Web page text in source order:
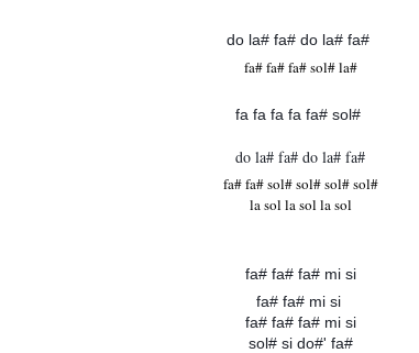
do la# fa# do la# fa#
fa# fa# fa# sol# la#
fa fa fa fa fa# sol#
do la# fa# do la# fa#
fa# fa# sol# sol# sol# sol#
la sol la sol la sol
fa# fa# fa# mi si
fa# fa# mi si
fa# fa# fa# mi si
sol# si do#' fa#